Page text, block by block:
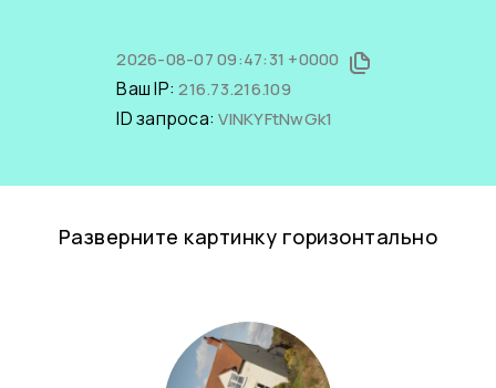
2026-08-07 09:47:31 +0000
Ваш IP:216.73.216.109
ID запроса:VlNKYFtNwGk1
Разверните картинку горизонтально